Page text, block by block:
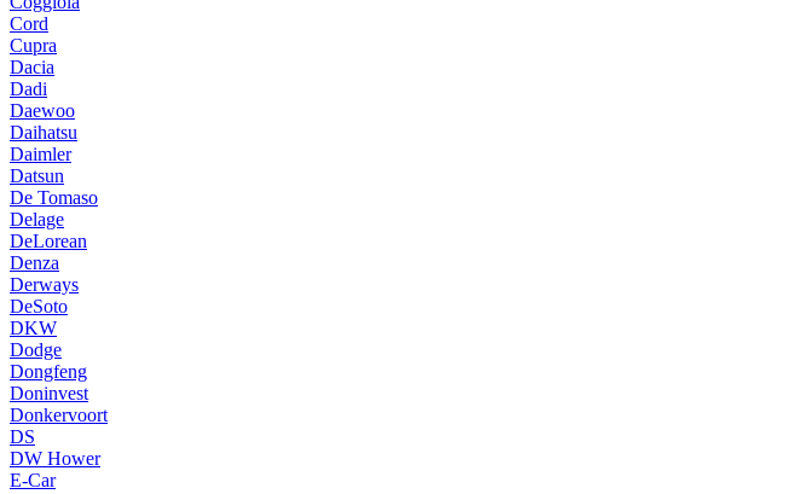
Cord
Cupra
Dacia
Dadi
Daewoo
Daihatsu
Daimler
Datsun
De Tomaso
Delage
DeLorean
Denza
Derways
DeSoto
DKW
Dodge
Dongfeng
Doninvest
Donkervoort
DS
DW Hower
E-Car